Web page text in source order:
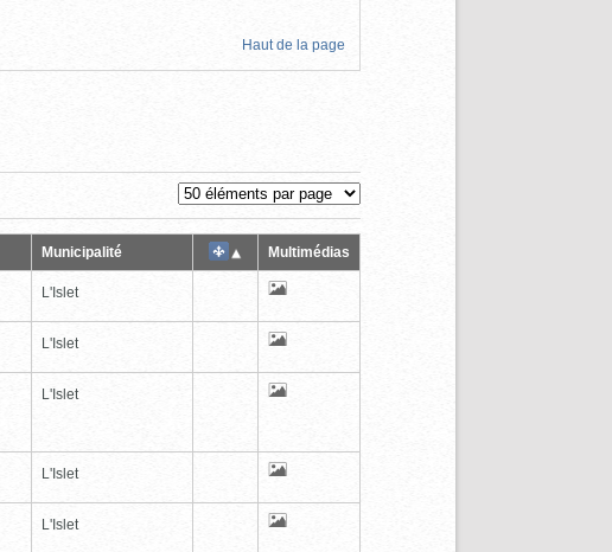
Haut de la page
Municipalité Multimédias
L'Islet
L'Islet
L'Islet
L'Islet
L'Islet